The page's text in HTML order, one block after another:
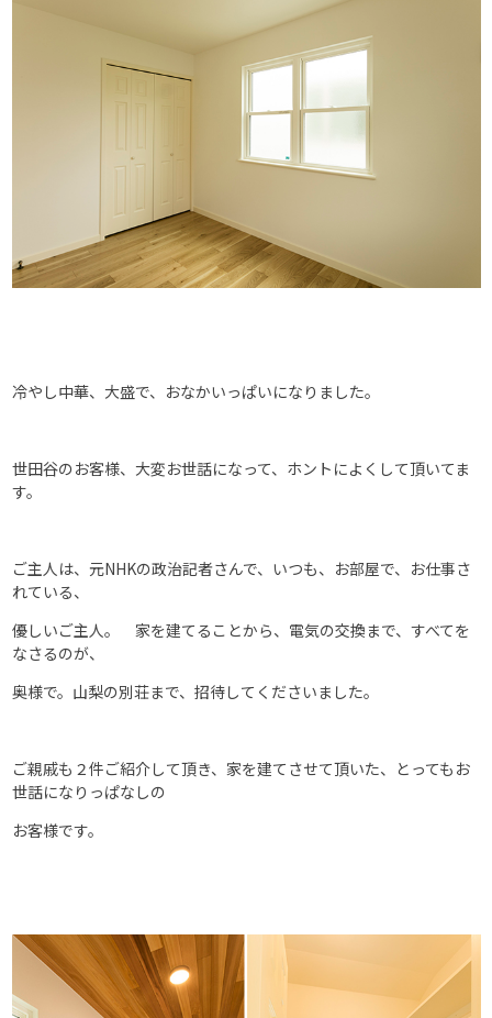
冷やし中華、大盛で、おなかいっぱいになりました。
世田谷のお客様、大変お世話になって、ホントによくして頂いてま
す。
ご主人は、元NHKの政治記者さんで、いつも、お部屋で、お仕事さ
れている、
優しいご主人。 家を建てることから、電気の交換まで、すべてを
なさるのが、
奥様で。山梨の別荘まで、招待してくださいました。
ご親戚も２件ご紹介して頂き、家を建てさせて頂いた、とってもお
世話になりっぱなしの
お客様です。